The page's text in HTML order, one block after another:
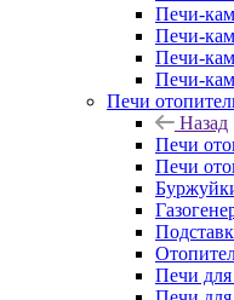
Печи-
Печи-
Печи-
Печи-
Печи
Назад
Печи
Печи
Печи